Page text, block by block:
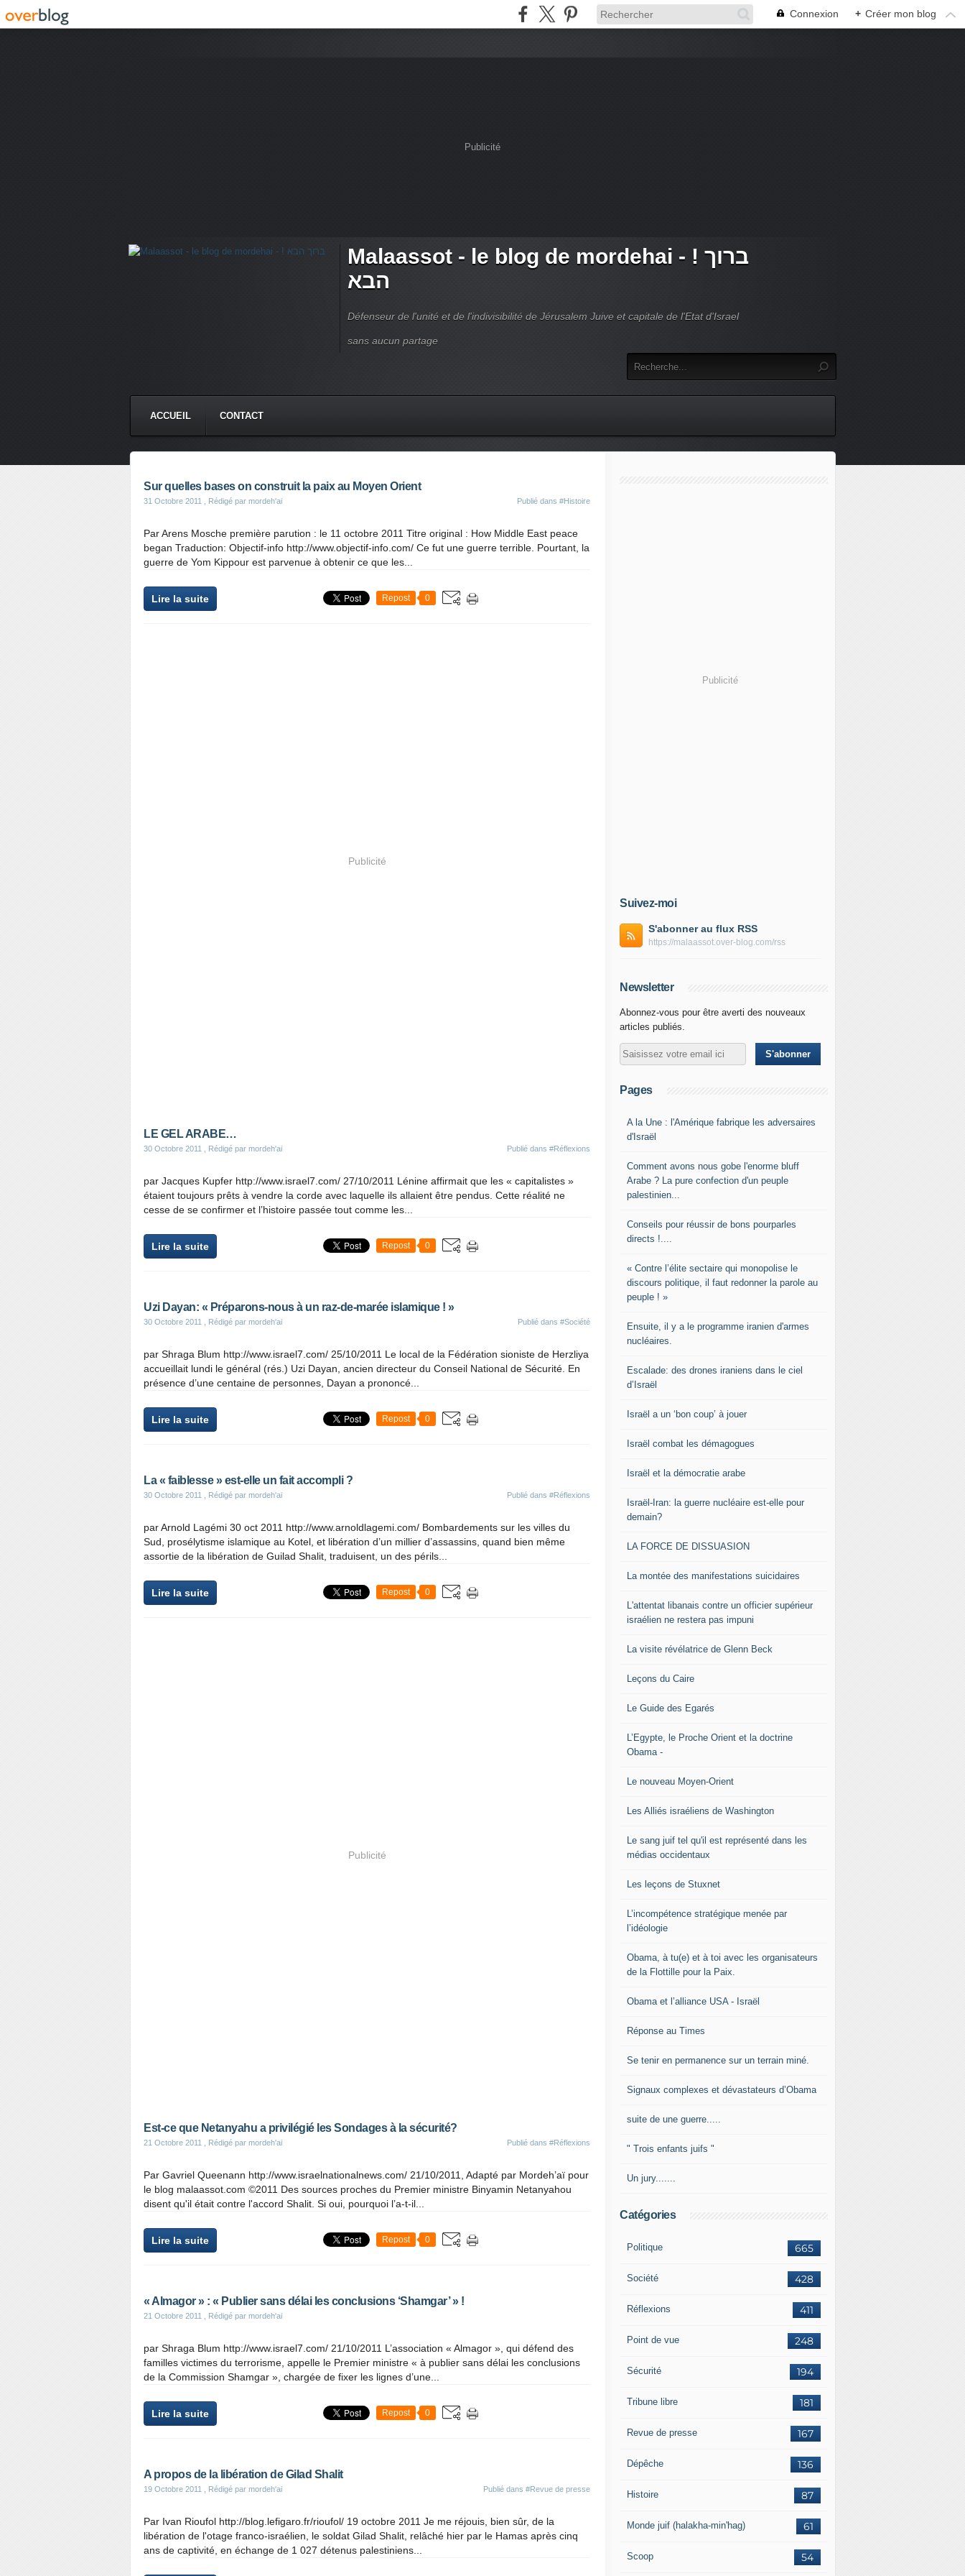
Connexion + Créer mon blog
Publicité
Malaassot - le blog de mordehai - ! ברוך
הבא
Défenseur de l'unité et de l'indivisibilité de Jérusalem Juive et capitale de l'Etat d'Israel
sans aucun partage
ACCUEIL CONTACT
Sur quelles bases on construit la paix au Moyen Orient
31 Octobre 2011 , Rédigé par mordeh'ai Publié dans #Histoire
Par Arens Mosche première parution : le 11 octobre 2011 Titre original : How Middle East peace
began Traduction: Objectif-info http://www.objectif-info.com/ Ce fut une guerre terrible. Pourtant, la
guerre de Yom Kippour est parvenue à obtenir ce que les...
Lire la suite Repost 0
Publicité
LE GEL ARABE…
30 Octobre 2011 , Rédigé par mordeh'ai Publié dans #Réflexions
par Jacques Kupfer http://www.israel7.com/ 27/10/2011 Lénine affirmait que les « capitalistes »
étaient toujours prêts à vendre la corde avec laquelle ils allaient être pendus. Cette réalité ne
cesse de se confirmer et l’histoire passée tout comme les...
Lire la suite Repost 0
Uzi Dayan: « Préparons-nous à un raz-de-marée islamique ! »
30 Octobre 2011 , Rédigé par mordeh'ai Publié dans #Société
par Shraga Blum http://www.israel7.com/ 25/10/2011 Le local de la Fédération sioniste de Herzliya
accueillait lundi le général (rés.) Uzi Dayan, ancien directeur du Conseil National de Sécurité. En
présence d’une centaine de personnes, Dayan a prononcé...
Lire la suite Repost 0
La « faiblesse » est-elle un fait accompli ?
30 Octobre 2011 , Rédigé par mordeh'ai Publié dans #Réflexions
par Arnold Lagémi 30 oct 2011 http://www.arnoldlagemi.com/ Bombardements sur les villes du
Sud, prosélytisme islamique au Kotel, et libération d’un millier d’assassins, quand bien même
assortie de la libération de Guilad Shalit, traduisent, un des périls...
Lire la suite Repost 0
Publicité
Est-ce que Netanyahu a privilégié les Sondages à la sécurité?
21 Octobre 2011 , Rédigé par mordeh'ai Publié dans #Réflexions
Par Gavriel Queenann http://www.israelnationalnews.com/ 21/10/2011, Adapté par Mordeh’aï pour
le blog malaassot.com ©2011 Des sources proches du Premier ministre Binyamin Netanyahou
disent qu'il était contre l'accord Shalit. Si oui, pourquoi l’a-t-il...
Lire la suite Repost 0
« Almagor » : « Publier sans délai les conclusions ‘Shamgar’ » !
21 Octobre 2011 , Rédigé par mordeh'ai
par Shraga Blum http://www.israel7.com/ 21/10/2011 L’association « Almagor », qui défend des
familles victimes du terrorisme, appelle le Premier ministre « à publier sans délai les conclusions
de la Commission Shamgar », chargée de fixer les lignes d’une...
Lire la suite Repost 0
A propos de la libération de Gilad Shalit
19 Octobre 2011 , Rédigé par mordeh'ai Publié dans #Revue de presse
Par Ivan Rioufol http://blog.lefigaro.fr/rioufol/ 19 octobre 2011 Je me réjouis, bien sûr, de la
libération de l'otage franco-israélien, le soldat Gilad Shalit, relâché hier par le Hamas après cinq
ans de captivité, en échange de 1 027 détenus palestiniens...
Publicité
Suivez-moi
S'abonner au flux RSS
https://malaassot.over-blog.com/rss
Newsletter
Abonnez-vous pour être averti des nouveaux
articles publiés.
Pages
A la Une : l'Amérique fabrique les adversaires
d'Israël
Comment avons nous gobe l'enorme bluff
Arabe ? La pure confection d'un peuple
palestinien...
Conseils pour réussir de bons pourparles
directs !....
« Contre l’élite sectaire qui monopolise le
discours politique, il faut redonner la parole au
peuple ! »
Ensuite, il y a le programme iranien d'armes
nucléaires.
Escalade: des drones iraniens dans le ciel
d’Israël
Israël a un ‘bon coup’ à jouer
Israël combat les démagogues
Israël et la démocratie arabe
Israël-Iran: la guerre nucléaire est-elle pour
demain?
LA FORCE DE DISSUASION
La montée des manifestations suicidaires
L'attentat libanais contre un officier supérieur
israélien ne restera pas impuni
La visite révélatrice de Glenn Beck
Leçons du Caire
Le Guide des Egarés
L’Egypte, le Proche Orient et la doctrine
Obama -
Le nouveau Moyen-Orient
Les Alliés israéliens de Washington
Le sang juif tel qu'il est représenté dans les
médias occidentaux
Les leçons de Stuxnet
L’incompétence stratégique menée par
l’idéologie
Obama, à tu(e) et à toi avec les organisateurs
de la Flottille pour la Paix.
Obama et l’alliance USA - Israël
Réponse au Times
Se tenir en permanence sur un terrain miné.
Signaux complexes et dévastateurs d’Obama
suite de une guerre.....
" Trois enfants juifs "
Un jury.......
Catégories
665
Politique
428
Société
411
Réflexions
248
Point de vue
194
Sécurité
181
Tribune libre
167
Revue de presse
136
Dépêche
87
Histoire
61
Monde juif (halakha-min'hag)
54
Scoop